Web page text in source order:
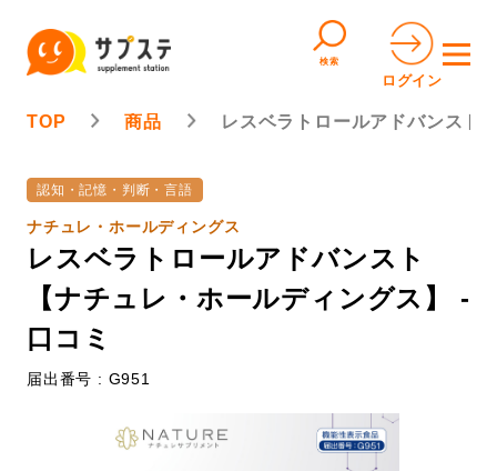
検索
ログイン
TOP 商品 レスベラトロールアドバンス
認知・記憶・判断・言語
ナチュレ・ホールディングス
レスベラトロールアドバンスト
【ナチュレ・ホールディングス】 -
口コミ
届出番号 : G951